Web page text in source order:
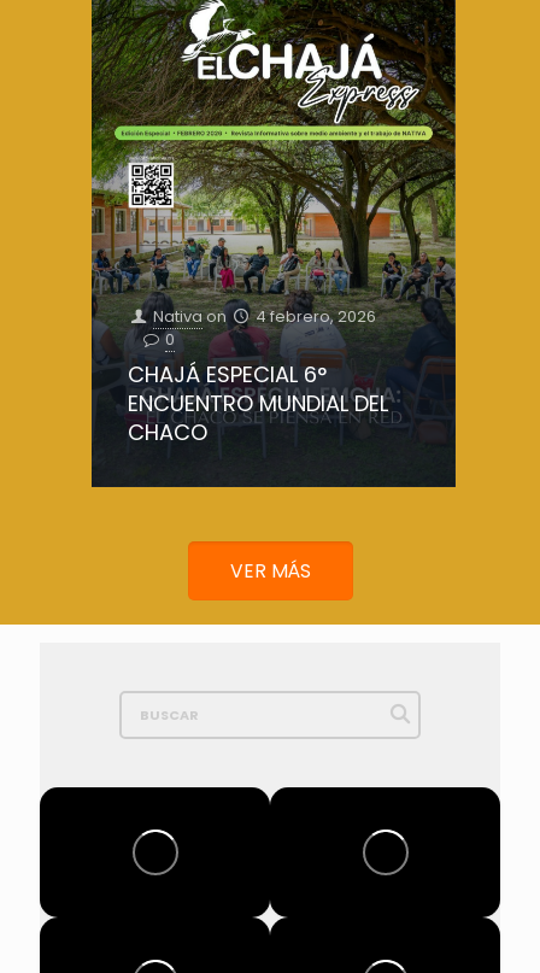
Nativaon
4 febrero, 2026
0
CHAJÁ ESPECIAL 6°
ENCUENTRO MUNDIAL DEL
CHACO
VER MÁS